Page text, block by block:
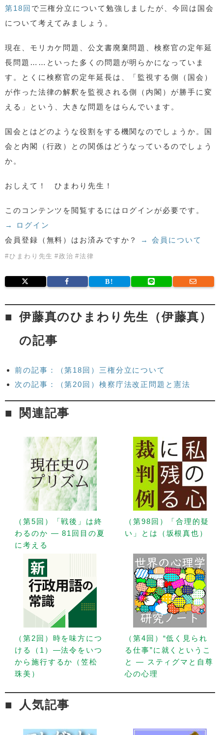
第18回 で三権分立について勉強しましたが、今回は国会
について考えてみましょう。
現在、モリカケ問題、公文書廃棄問題、検察官の定年延
長問題……といった多くの問題が明らかになっていま
す。とくに検察官の定年延長は、「監視する側（国会）
が作った法律の解釈を監視される側（内閣）が勝手に変
える」という、大きな問題をはらんでいます。
国会とはどのような役割をする機関なのでしょうか。国
会と内閣（行政）との関係はどうなっているのでしょう
か。
おしえて！ ひまわり先生！
このコンテンツを閲覧するにはログインが必要です。
→ ログイン
会員登録（無料）はお済みですか？
→ 会員について
#ひまわり先生 #政治 #法律
伊藤真のひまわり先生（伊藤真）
の記事
前の記事：（第18回）三権分立について
次の記事：（第20回）検察庁法改正問題と憲法
関連記事
（第5回）「戦後」は終
わるのか — 81回目の夏
に考える
（第98回）「合理的疑
い」とは（坂根真也）
（第2回）時を味方につ
ける（1）—法令をいつ
から施行するか（笠松
珠美）
（第4回）“低く見られ
る仕事”に就くというこ
と — スティグマと自尊
心の心理
人気記事